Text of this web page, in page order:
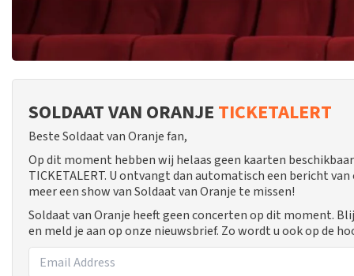
SOLDAAT VAN ORANJE TICKETALERT
Beste Soldaat van Oranje fan,
Op dit moment hebben wij helaas geen kaarten
TICKETALERT. U ontvangt dan automatisch een bericht
meer een show van Soldaat van Oranje te missen!
Soldaat van Oranje heeft geen concerten op dit moment.
en meld je aan op onze nieuwsbrief. Zo wordt u ook op de